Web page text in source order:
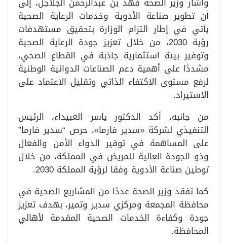
أن تطوير صناعة الأدوية وخدمات الرعاية الصحية
يأتي في إطار التزام الوزارة بتحقيق مستهدفات
رؤية 2030، من خلال تعزيز جودة الرعاية الصحية
وتوفير بيئة استثمارية جاذبة في القطاع الصحي،
مشددًا على أهمية دعم الصناعات الدوائية الوطنية
لرفع مستوى الاكتفاء الذاتي وتقليل الاعتماد على
الاستيراد.
من جانبه، أكد الدكتور ياسر العبيداء، الرئيس
التنفيذي لشركة «سدير فارما»، حرص “سدير فارما”
على المساهمة في توفير الدواء الأمن والفعال
وذو الجودة العالية للمريض في المملكة، من خلال
توطين صناعة الأدوية وفقا لرؤية المملكة 2030.
كما تفقد وزير الصحة عددًا من المشاريع الصحية في
محافظة المجمعة ومركزي سدير وتمير، بهدف تعزيز
جودة وكفاءة الخدمات الصحية المقدمة لأهالي
المحافظة.